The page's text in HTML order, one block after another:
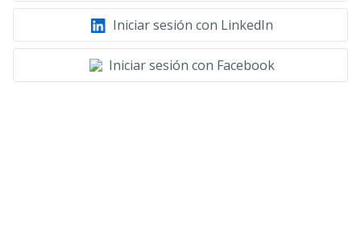
Iniciar sesión con LinkedIn
Iniciar sesión con Facebook